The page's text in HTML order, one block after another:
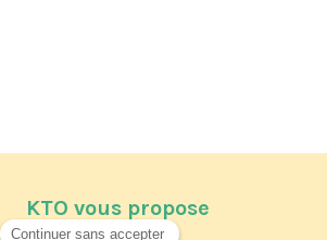
KTO vous propose